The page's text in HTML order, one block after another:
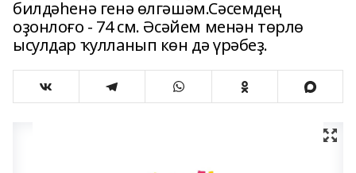
билдәһенә генә өлгәшәм.Сәсемдең
оҙонлоғо - 74 см. Әсәйем менән төрлө
ысулдар ҡулланып көн дә үрәбеҙ.